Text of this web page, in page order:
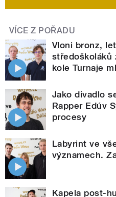
VÍCE Z POŘADU
Vloni bronz,
středoškoláků
kole Turnaje
Jako divadlo
Rapper Edúv
procesy
Labyrint ve
významech.
Kapela post-